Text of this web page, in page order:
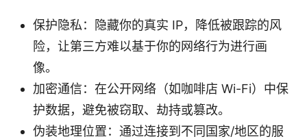
保护隐私：隐藏你的真实 IP，降低被跟踪的风
险，让第三方难以基于你的网络行为进行画
像。
加密通信：在公开网络（如咖啡店 Wi-Fi）中保
护数据，避免被窃取、劫持或篡改。
伪装地理位置：通过连接到不同国家/地区的服